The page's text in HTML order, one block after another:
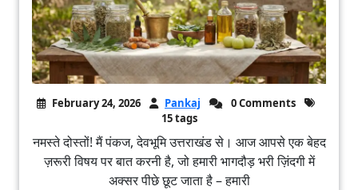
February 24, 2026 Pankaj
0 Comments
15 tags
नमस्ते दोस्तों! मैं पंकज, देवभूमि उत्तराखंड से। आज आपसे एक बेहद
ज़रूरी विषय पर बात करनी है, जो हमारी भागदौड़ भरी ज़िंदगी में
अक्सर पीछे छूट जाता है – हमारी